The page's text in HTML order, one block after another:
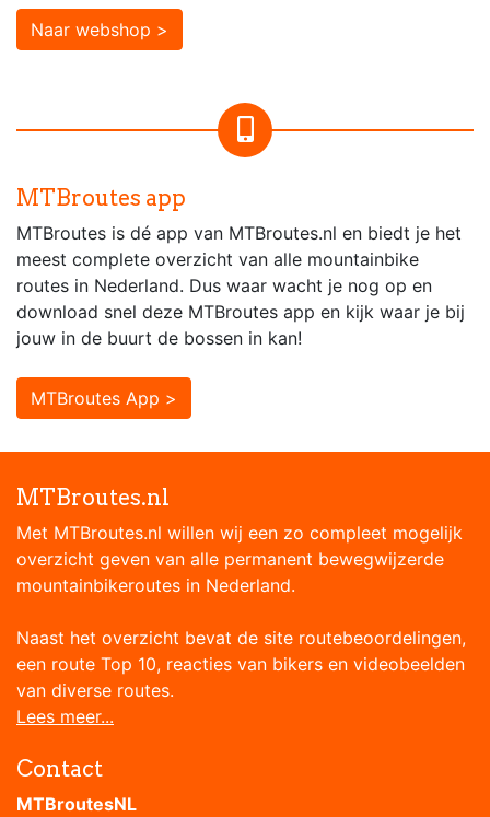
Naar webshop >
MTBroutes app
MTBroutes is dé app van MTBroutes.nl en biedt je het
meest complete overzicht van alle mountainbike
routes in Nederland. Dus waar wacht je nog op en
download snel deze MTBroutes app en kijk waar je bij
jouw in de buurt de bossen in kan!
MTBroutes App >
MTBroutes.nl
Met MTBroutes.nl willen wij een zo compleet mogelijk
overzicht geven van alle permanent bewegwijzerde
mountainbikeroutes in Nederland.
Naast het overzicht bevat de site routebeoordelingen,
een route Top 10, reacties van bikers en videobeelden
van diverse routes.
Lees meer...
Contact
MTBroutesNL